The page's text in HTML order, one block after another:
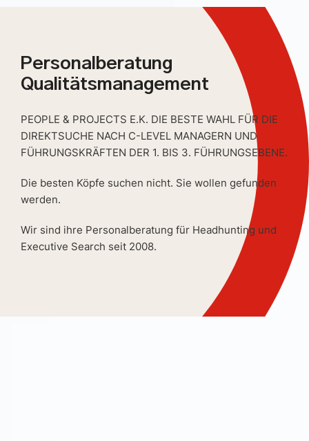
Personalberatung
Qualitätsmanagement
PEOPLE & PROJECTS E.K. DIE BESTE WAHL FÜR DIE
DIREKTSUCHE NACH C-LEVEL MANAGERN UND
FÜHRUNGSKRÄFTEN DER 1. BIS 3. FÜHRUNGSEBENE.
Die besten Köpfe suchen nicht. Sie wollen gefunden
werden.
Wir sind ihre Personalberatung für Headhunting und
Executive Search seit 2008.